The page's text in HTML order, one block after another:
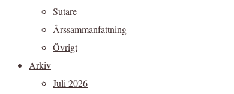
Sutare
Årssammanfattning
Övrigt
Arkiv
Juli 2026